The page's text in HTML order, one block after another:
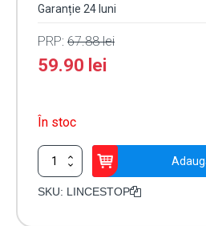
Garanție 24 luni
PRP: 67.88lei
59.90 lei
În stoc
Cantitate
Limitator
cursa
SKU: LINCESTOP